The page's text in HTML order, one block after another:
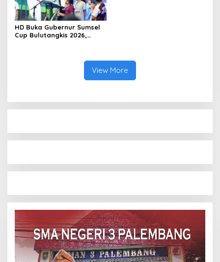
HD Buka Gubernur Sumsel
Cup Bulutangkis 2026,
View More